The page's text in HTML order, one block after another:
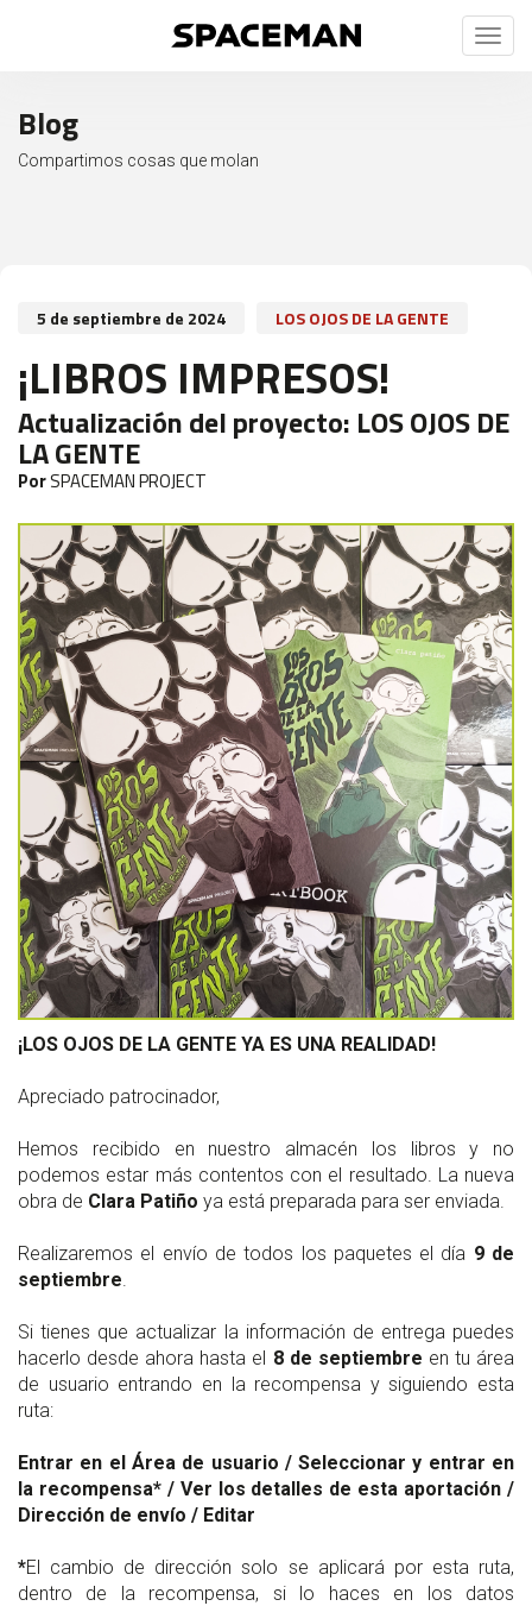
Toggle
Blog
Compartimos cosas que molan
5 de septiembre de 2024 LOS OJOS DE LA GENTE
¡LIBROS IMPRESOS!
Actualización del proyecto: LOS OJOS DE
LA GENTE
PorSPACEMAN PROJECT
¡LOS OJOS DE LA GENTE YA ES UNA REALIDAD!
Apreciado patrocinador,
Hemos recibido en nuestro almacén los libros y no
podemos estar más contentos con el resultado. La nueva
obra de Clara Patiño ya está preparada para ser enviada.
Realizaremos el envío de todos los paquetes el día 9 de
septiembre.
Si tienes que actualizar la información de entrega puedes
hacerlo desde ahora hasta el 8 de septiembre en tu área
de usuario entrando en la recompensa y siguiendo esta
ruta:
Entrar en el Área de usuario / Seleccionar y entrar en
la recompensa* / Ver los detalles de esta aportación /
Dirección de envío / Editar
*El cambio de dirección solo se aplicará por esta ruta,
dentro de la recompensa, si lo haces en los datos